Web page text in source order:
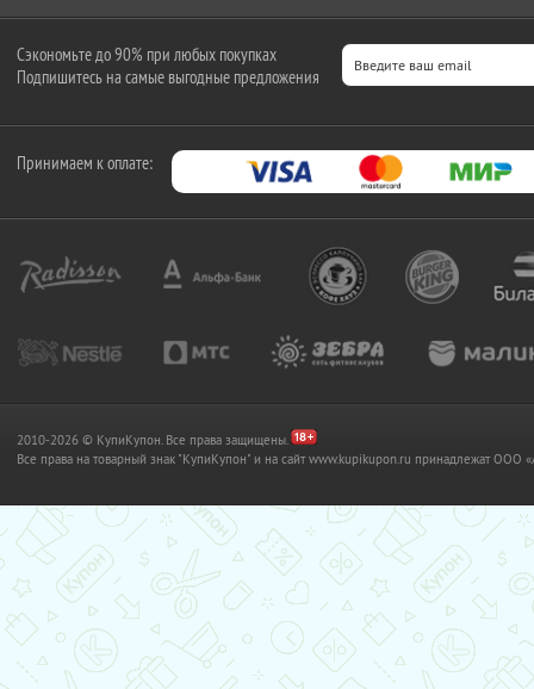
Сэкономьте до 90% при любых покупках
Подпишитесь на самые выгодные предложения
Принимаем к оплате:
2010-2026 © КупиКупон. Все права защищены.
Все права на товарный знак "КупиКупон" и на сайт www.kupikupon.ru принадлежат